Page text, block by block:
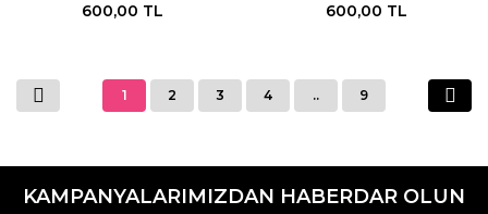
600,00 TL 600,00 TL
1 2 3 4 .. 9
KAMPANYALARIMIZDAN HABERDAR OLUN